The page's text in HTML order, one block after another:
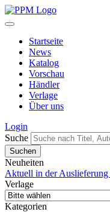
Startseite
News
Katalog
Vorschau
Händler
Verlage
Über uns
Login
Suche
Neuheiten
Aktuell in der Auslieferung
Verlage
Kategorien